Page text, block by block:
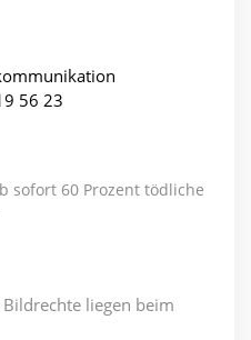
56 23
sofort 60 Prozent tödliche
liegen beim